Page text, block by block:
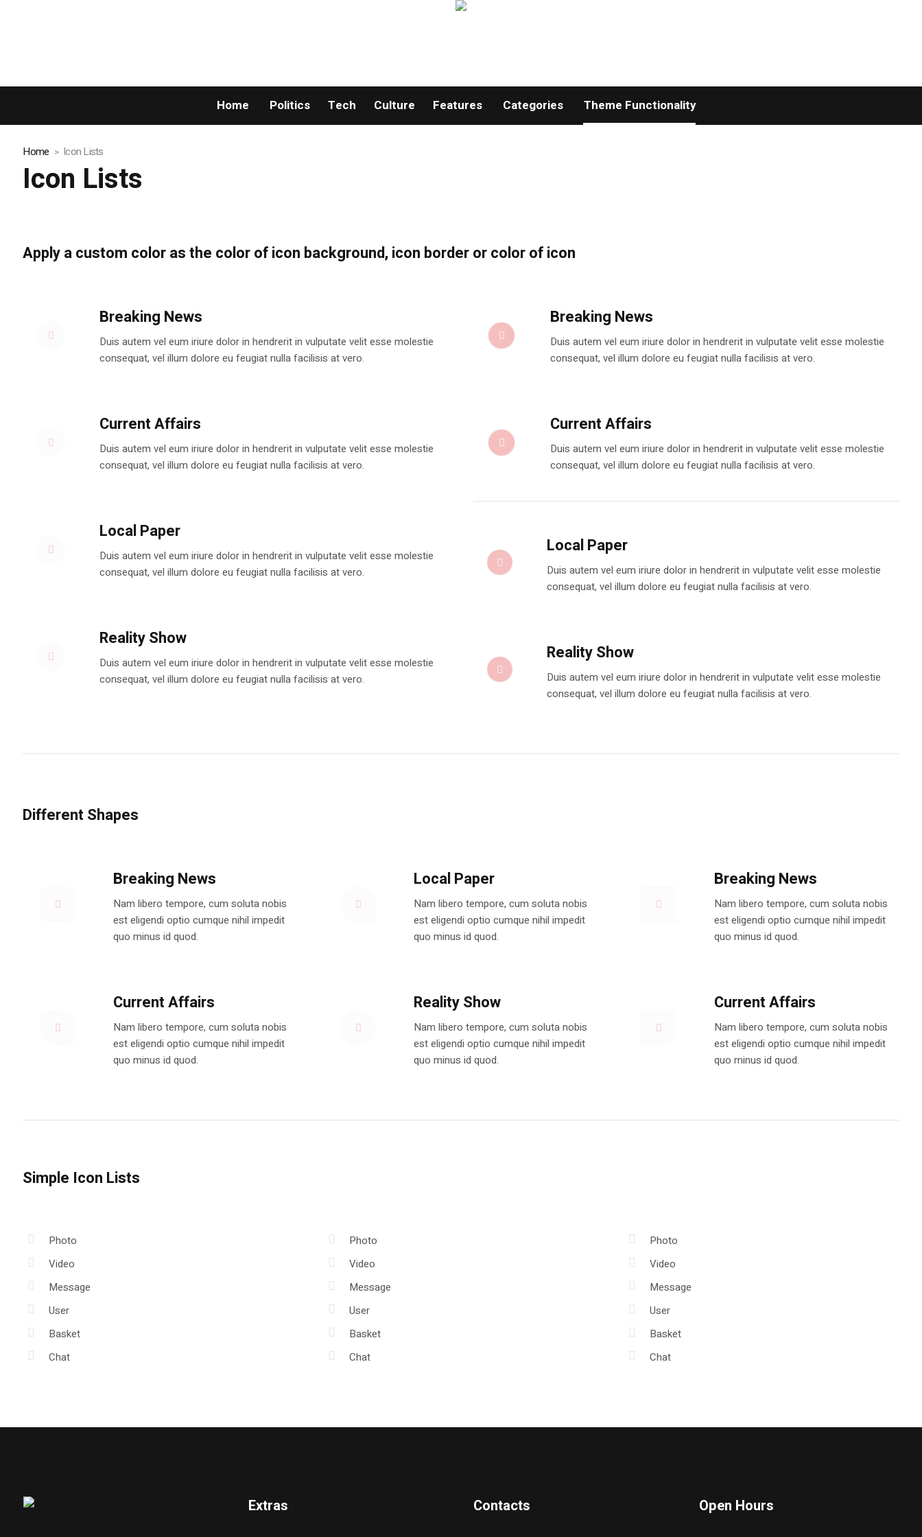
Home Politics Tech Culture Features Categories Theme Functionality
Home Icon Lists
Icon Lists
Apply a custom color as the color of icon background, icon border or color of icon
Breaking News
Duis autem vel eum iriure dolor in hendrerit in vulputate velit esse molestie
consequat, vel illum dolore eu feugiat nulla facilisis at vero.
Current Affairs
Duis autem vel eum iriure dolor in hendrerit in vulputate velit esse molestie
consequat, vel illum dolore eu feugiat nulla facilisis at vero.
Local Paper
Duis autem vel eum iriure dolor in hendrerit in vulputate velit esse molestie
consequat, vel illum dolore eu feugiat nulla facilisis at vero.
Reality Show
Duis autem vel eum iriure dolor in hendrerit in vulputate velit esse molestie
consequat, vel illum dolore eu feugiat nulla facilisis at vero.
Breaking News
Duis autem vel eum iriure dolor in hendrerit in vulputate velit esse molestie
consequat, vel illum dolore eu feugiat nulla facilisis at vero.
Current Affairs
Duis autem vel eum iriure dolor in hendrerit in vulputate velit esse molestie
consequat, vel illum dolore eu feugiat nulla facilisis at vero.
Local Paper
Duis autem vel eum iriure dolor in hendrerit in vulputate velit esse molestie
consequat, vel illum dolore eu feugiat nulla facilisis at vero.
Reality Show
Duis autem vel eum iriure dolor in hendrerit in vulputate velit esse molestie
consequat, vel illum dolore eu feugiat nulla facilisis at vero.
Different Shapes
Breaking News
Nam libero tempore, cum soluta nobis
est eligendi optio cumque nihil impedit
quo minus id quod.
Local Paper
Nam libero tempore, cum soluta nobis
est eligendi optio cumque nihil impedit
quo minus id quod.
Breaking News
Nam libero tempore, cum soluta nobis
est eligendi optio cumque nihil impedit
quo minus id quod.
Current Affairs
Nam libero tempore, cum soluta nobis
est eligendi optio cumque nihil impedit
quo minus id quod.
Reality Show
Nam libero tempore, cum soluta nobis
est eligendi optio cumque nihil impedit
quo minus id quod.
Current Affairs
Nam libero tempore, cum soluta nobis
est eligendi optio cumque nihil impedit
quo minus id quod.
Simple Icon Lists
Photo
Video
Message
User
Basket
Chat
Photo
Video
Message
User
Basket
Chat
Photo
Video
Message
User
Basket
Chat
Extras Contacts Open Hours